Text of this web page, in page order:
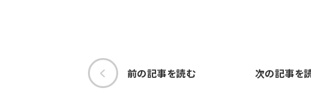
前の記事を読む 次の記事を